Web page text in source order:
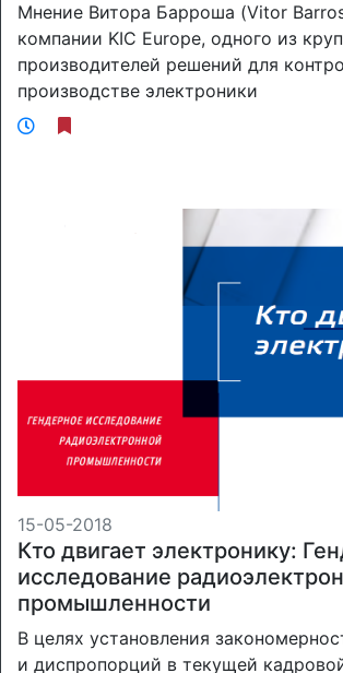
Мнение Витора Барроша (Vitor
компании KIC Europe, одного из
производителей решений для
производстве электроники
15-05-2018
Кто двигает электронику:
исследование
промышленности
В целях установления
и диспропорций в текущей